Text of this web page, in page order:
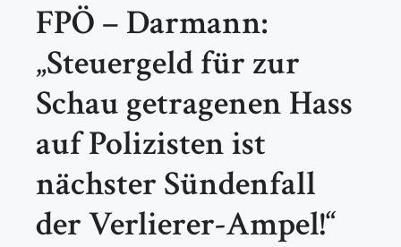
FPÖ – Darmann:
„Steuergeld für zur
Schau getragenen Hass
auf Polizisten ist
nächster Sündenfall
der Verlierer-Ampel!“